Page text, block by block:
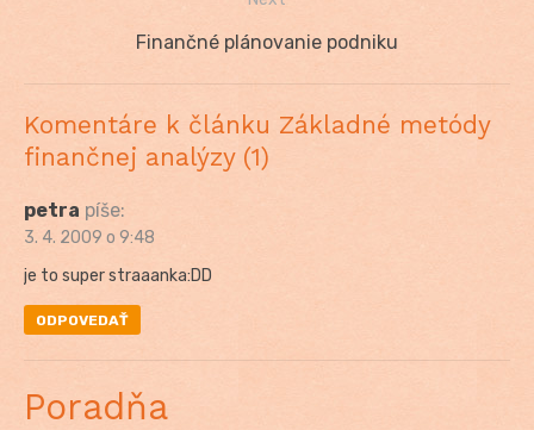
Next
Finančné plánovanie podniku
Komentáre k článku Základné metódy
finančnej analýzy (1)
petra píše:
3. 4. 2009 o 9:48
je to super straaanka:DD
ODPOVEDAŤ
Poradňa